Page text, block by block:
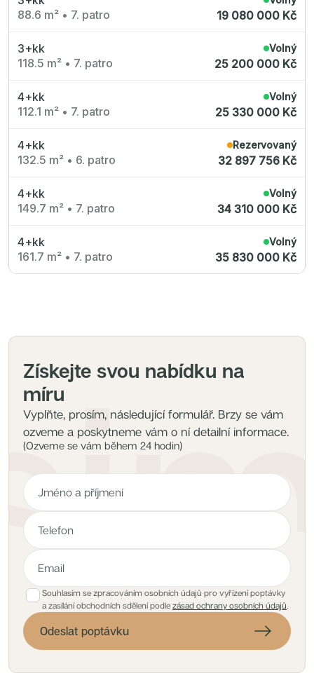
88.6 m² • 7. patro 19 080 000 Kč
3+kk
118.5 m² • 7. patro
Volný
25 200 000 Kč
4+kk
112.1 m² • 7. patro
Volný
25 330 000 Kč
4+kk
132.5 m² • 6. patro
Rezervovaný
32 897 756 Kč
4+kk
149.7 m² • 7. patro
Volný
34 310 000 Kč
4+kk
161.7 m² • 7. patro
Volný
35 830 000 Kč
Získejte svou nabídku na
míru
Vyplňte, prosím, následující formulář. Brzy se vám
ozveme a poskytneme vám o ní detailní informace.
(Ozveme se vám během 24 hodin)
Souhlasím se zpracováním osobních údajů pro vyřízení poptávky
a zasílání obchodních sdělení podle zásad ochrany osobních údajů.
Odeslat poptávku